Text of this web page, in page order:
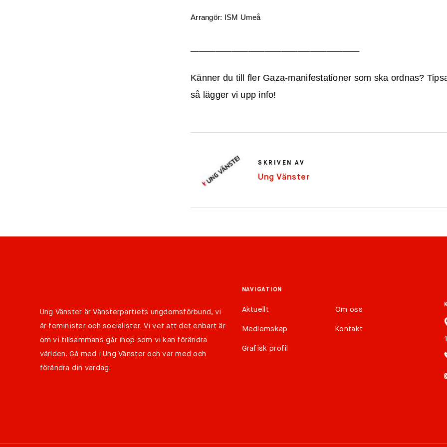
Arrangör: ISM Umeå
Känner du till fler Gaza-manifestationer som ska ordnas?
så lägger vi upp info!
SKRIVEN AV
Ung Vänster
Ung Vänster är Vänsterpartiets ungdomsförbund, vi
är feminister och socialister. Vi vet att det enbart är
om vi tillsammans går ihop som vi kan förändra
världen. Gå med i Ung Vänster och var med och
förändra din vardag.
NAVIGATION
Aktuellt Om oss
Medlemskap Kontakt
Grafisk profil